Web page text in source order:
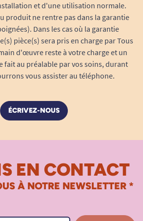
et d'une utilisation normale.
produit ne rentre pas dans la garantie
Dans les cas où la garantie
pièce(s) sera pris en charge par Tous
d'œuvre reste à votre charge et un
fait au préalable par vos soins, durant
vous assister au téléphone.
ÉCRIVEZ-NOUS
EN CONTACT
À NOTRE NEWSLETTER *